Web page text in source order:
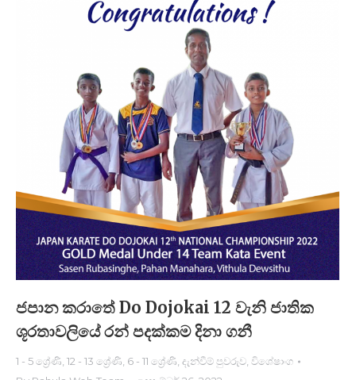
ජපාන කරාතේ Do Dojokai 12 වැනි ජාතික
ශූරතාවලියේ රන් පදක්කම දිනා ගනී
1 - 5 ශ්‍රේණි 12 - 13 ශ්‍රේණි 6 - 11 ශ්‍රේණි දැන්වීම් පුවරුව විශේෂාංග